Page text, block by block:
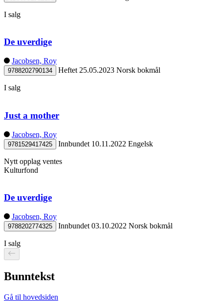
I salg
De uverdige
Jacobsen, Roy
9788202790134 Heftet 25.05.2023 Norsk bokmål
I salg
Just a mother
Jacobsen, Roy
9781529417425 Innbundet 10.11.2022 Engelsk
Nytt opplag ventes
Kulturfond
De uverdige
Jacobsen, Roy
9788202774325 Innbundet 03.10.2022 Norsk bokmål
I salg
Bunntekst
Gå til hovedsiden